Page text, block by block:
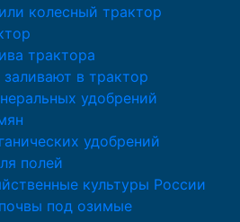
колесный трактор
трактора
в трактор
удобрений
удобрений
полей
культуры России
под озимые